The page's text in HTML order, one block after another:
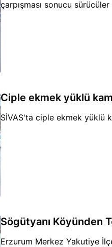
çarpışması sonucu sürücüler
Ciple ekmek yüklü
SİVAS'ta ciple ekmek yüklü
Sögütyanı Köyünden
Erzurum Merkez Yakutiye